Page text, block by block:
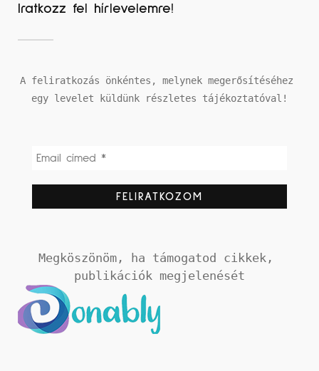
Iratkozz fel hírlevelemre!
A feliratkozás önkéntes, melynek megerősítéséhez
egy levelet küldünk részletes tájékoztatóval!
Megköszönöm, ha támogatod cikkek,
publikációk megjelenését